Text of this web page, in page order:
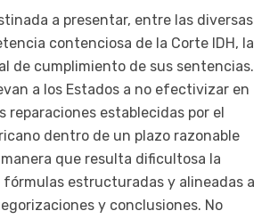
a presentar, entre las diversas
contenciosa de la Corte IDH, la
de cumplimiento de sus sentencias.
a los Estados a no efectivizar en
reparaciones establecidas por el
dentro de un plazo razonable
que resulta dificultosa la
estructuradas y alineadas a
y conclusiones. No